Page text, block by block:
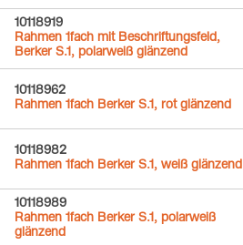
10118919
Rahmen 1fach mit Beschriftungsfeld,
Berker S.1, polarweiß glänzend
10118962
Rahmen 1fach Berker S.1, rot glänzend
10118982
Rahmen 1fach Berker S.1, weiß glänzend
10118989
Rahmen 1fach Berker S.1, polarweiß
glänzend